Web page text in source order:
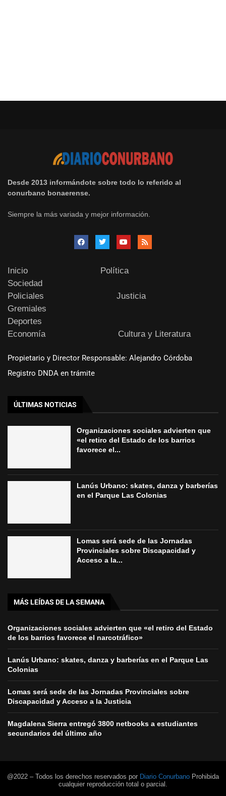
Desde 2013 informándote sobre todo lo referido al
conurbano bonaerense.
Siempre la más variada y mejor información.
Inicio
Política
Sociedad
Policiales
Justicia
Gremiales
Deportes
Economía
Cultura y Literatura
Propietario y Director Responsable: Alejandro Córdoba
Registro DNDA en trámite
ÚLTIMAS NOTICIAS
Organizaciones sociales advierten que
«el retiro del Estado de los barrios
favorece el...
Lanús Urbano: skates, danza y barberías
en el Parque Las Colonias
Lomas será sede de las Jornadas
Provinciales sobre Discapacidad y
Acceso a la...
MÁS LEÍDAS DE LA SEMANA
Organizaciones sociales advierten que «el retiro del Estado
de los barrios favorece el narcotráfico»
Lanús Urbano: skates, danza y barberías en el Parque Las
Colonias
Lomas será sede de las Jornadas Provinciales sobre
Discapacidad y Acceso a la Justicia
Magdalena Sierra entregó 3800 netbooks a estudiantes
secundarios del último año
@2022 – Todos los derechos reservados por Diario Conurbano Prohibida
cualquier reproducción total o parcial.